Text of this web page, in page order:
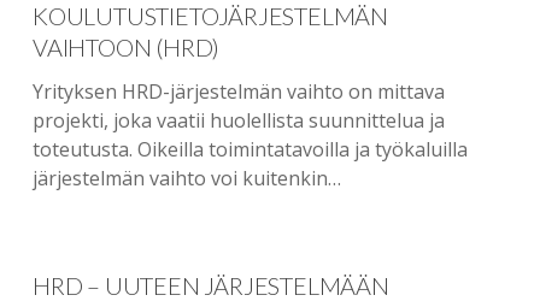
KOULUTUSTIETOJÄRJESTELMÄN
VAIHTOON (HRD)
Yrityksen HRD-järjestelmän vaihto on mittava
projekti, joka vaatii huolellista suunnittelua ja
toteutusta. Oikeilla toimintatavoilla ja työkaluilla
järjestelmän vaihto voi kuitenkin…
HRD – UUTEEN JÄRJESTELMÄÄN